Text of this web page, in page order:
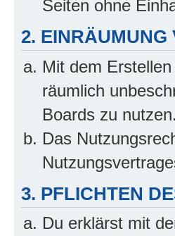
Seiten ohne
2. EINRÄUMUNG
Mit dem
räumlich
Boards zu nutzen.
Das
3. PFLICHTEN
Du erklärst mit